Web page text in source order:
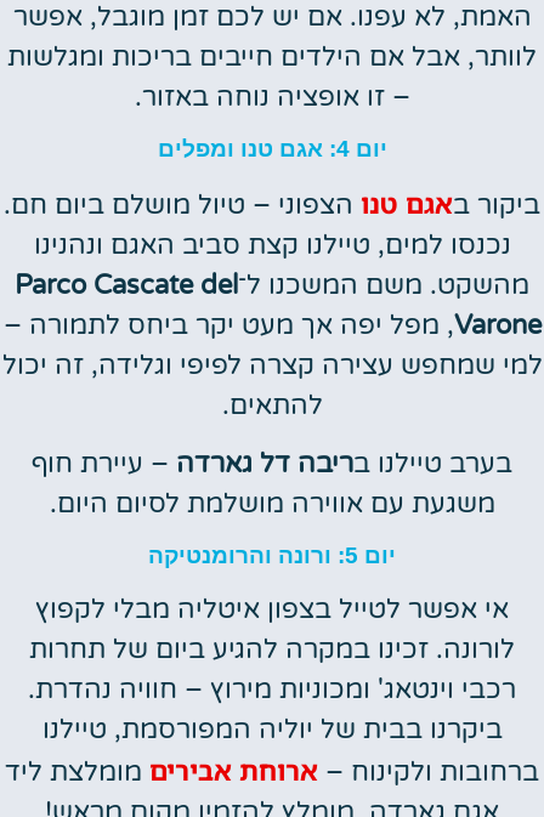
האמת, לא עפנו. אם יש לכם זמן מוגבל, אפשר
לוותר, אבל אם הילדים חייבים בריכות ומגלשות
– זו אופציה נוחה באזור.
יום 4: אגם טנו ומפלים
ביקור באגם טנו הצפוני – טיול מושלם ביום חם.
נכנסו למים, טיילנו קצת סביב האגם ונהנינו
מהשקט. משם המשכנו ל־Parco Cascate del
Varone, מפל יפה אך מעט יקר ביחס לתמורה –
למי שמחפש עצירה קצרה לפיפי וגלידה, זה יכול
להתאים.
בערב טיילנו בריבה דל גארדה – עיירת חוף
משגעת עם אווירה מושלמת לסיום היום.
יום 5: ורונה והרומנטיקה
אי אפשר לטייל בצפון איטליה מבלי לקפוץ
לורונה. זכינו במקרה להגיע ביום של תחרות
רכבי וינטאג' ומכוניות מירוץ – חוויה נהדרת.
ביקרנו בבית של יוליה המפורסמת, טיילנו
ברחובות ולקינוח – ארוחת אבירים מומלצת ליד